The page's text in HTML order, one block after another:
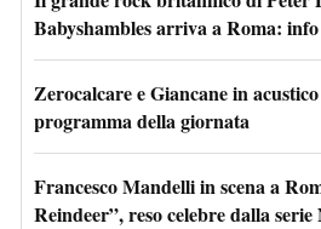
Babyshambles arriva a Roma:
Zerocalcare e Giancane in
programma della giornata
Francesco Mandelli in scena a
Reindeer”, reso celebre dalla